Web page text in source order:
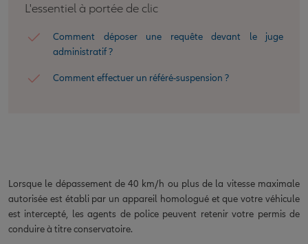
L'essentiel à portée de clic
Comment déposer une requête devant le juge
administratif ?
Comment effectuer un référé-suspension ?
Lorsque le dépassement de 40 km/h ou plus de la vitesse maximale
autorisée est établi par un appareil homologué et que votre véhicule
est intercepté, les agents de police peuvent retenir votre permis de
conduire à titre conservatoire.